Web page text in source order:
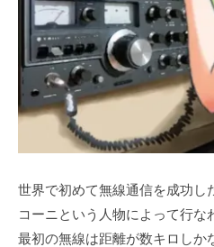
世界で初めて無線通信を成功し
コーニという人物によって行な
最初の無線は距離が数キロしか